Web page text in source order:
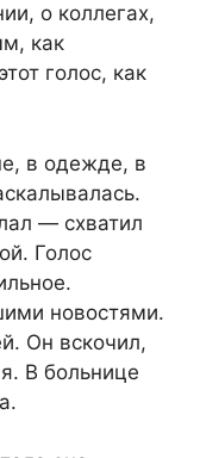
о коллегах,
как
голос, как
в одежде, в
— схватил
Голос
новостями.
Он вскочил,
В больнице